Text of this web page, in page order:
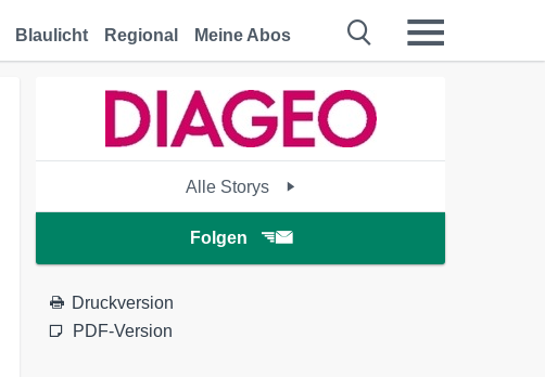
Blaulicht Regional Meine Abos
Alle Storys
Folgen
Druckversion
PDF-Version